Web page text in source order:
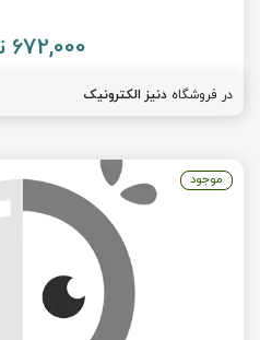
672,000 تومان
در فروشگاه دنیز الکترونیک
موجود